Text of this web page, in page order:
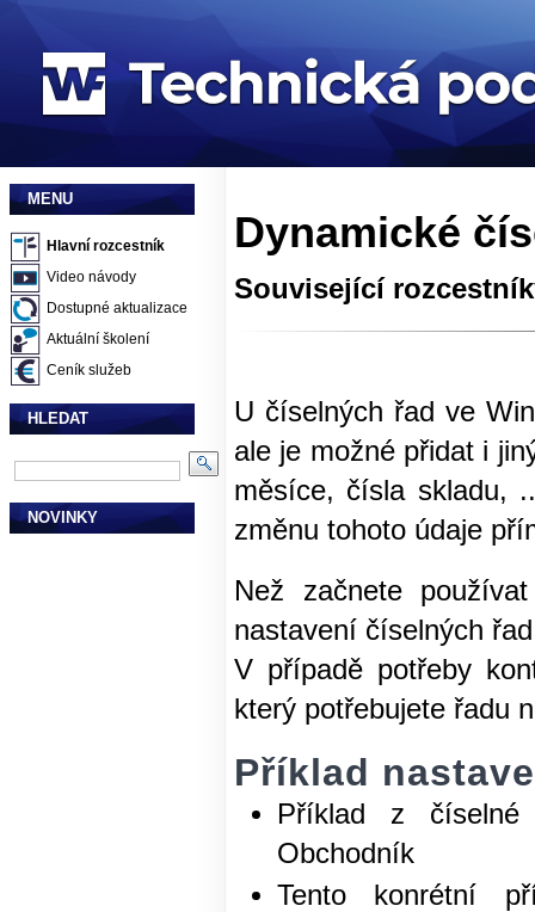
MENU
Hlavní rozcestník
Video návody
Dostupné aktualizace
Aktuální školení
Ceník služeb
HLEDAT
NOVINKY
Dynamické
Související
U číselných řad ve
ale je možné přidat i
měsíce, čísla skladu,
změnu tohoto údaje
Než začnete
nastavení číselných
V případě potřeby
který potřebujete řadu
Příklad
Příklad z
Obchodník
Tento konrétní